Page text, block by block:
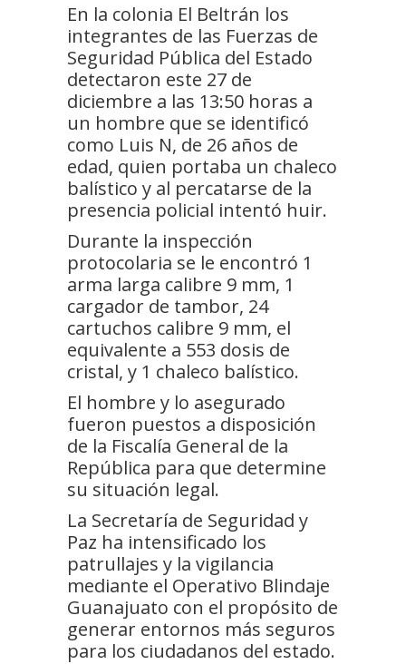
En la colonia El Beltrán los
integrantes de las Fuerzas de
Seguridad Pública del Estado
detectaron este 27 de
diciembre a las 13:50 horas a
un hombre que se identificó
como Luis N, de 26 años de
edad, quien portaba un chaleco
balístico y al percatarse de la
presencia policial intentó huir.
Durante la inspección
protocolaria se le encontró 1
arma larga calibre 9 mm, 1
cargador de tambor, 24
cartuchos calibre 9 mm, el
equivalente a 553 dosis de
cristal, y 1 chaleco balístico.
El hombre y lo asegurado
fueron puestos a disposición
de la Fiscalía General de la
República para que determine
su situación legal.
La Secretaría de Seguridad y
Paz ha intensificado los
patrullajes y la vigilancia
mediante el Operativo Blindaje
Guanajuato con el propósito de
generar entornos más seguros
para los ciudadanos del estado.